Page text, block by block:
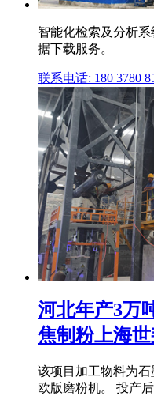
智能化检索及分析
据下载服务。
联系电话: 180 3780
河北年产3万
焦制粉上海
该项目加工物料为
欧版磨粉机。 投产